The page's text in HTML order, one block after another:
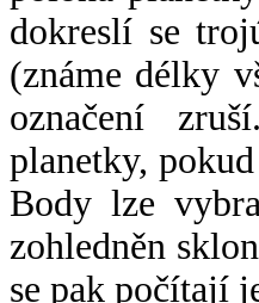
dokreslí se
(známe délky
označení
planetky,
Body lze
zohledněn
se pak počítají